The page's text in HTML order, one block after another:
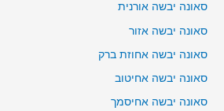
סאונה יבשה אורנית
סאונה יבשה אזור
סאונה יבשה אחוזת ברק
סאונה יבשה אחיטוב
סאונה יבשה אחיסמך